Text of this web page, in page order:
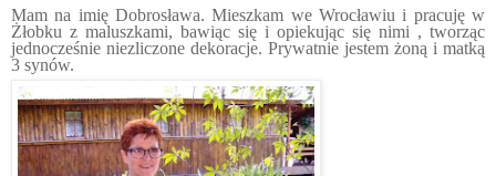
Mam na imię Dobrosława. Mieszkam we Wrocławiu i pracuję w
Żłobku z maluszkami, bawiąc się i opiekując się nimi , tworząc
jednocześnie niezliczone dekoracje. Prywatnie jestem żoną i matką
3 synów.